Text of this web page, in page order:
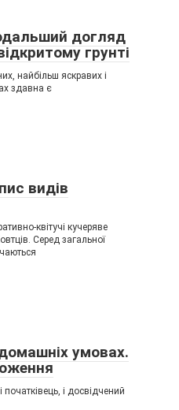
догляд
грунті
найбільш яскравих і
здавна є
видів
квітучі кучеряве
Серед загальної
умовах.
і досвідчений